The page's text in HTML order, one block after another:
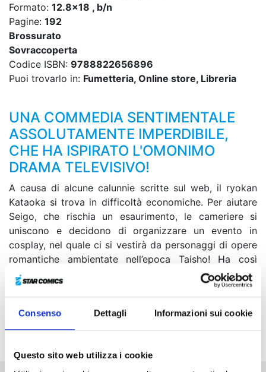
Consenso Dettagli Informazioni sui cookie
Questo sito web utilizza i cookie
Formato: 12.8x18 , b/n
Pagine: 192
Brossurato
Sovraccoperta
Codice ISBN: 9788822656896
Puoi trovarlo in: Fumetteria, Online store, Libreria
UNA COMMEDIA SENTIMENTALE
ASSOLUTAMENTE IMPERDIBILE,
CHE HA ISPIRATO L'OMONIMO
DRAMA TELEVISIVO!
A causa di alcune calunnie scritte sul web, il ryokan
Kataoka si trova in difficoltà economiche. Per aiutare
Seigo, che rischia un esaurimento, le cameriere si
uniscono e decidono di organizzare un evento in
cosplay, nel quale ci si vestirà da personaggi di opere
romantiche ambientate nell’epoca Taisho! Ha così
inizio una grande festa per riportare in auge la
struttura, a cui collaboreranno anche Issei, licenziatosi
signora Saionji! Nel frattempo, Issei incontra una
donna che influenzerà profondamente il suo futuro...